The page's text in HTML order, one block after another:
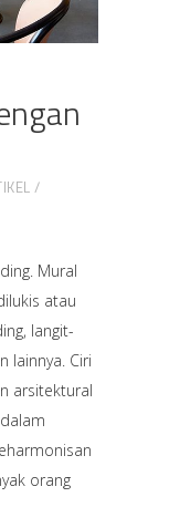
Mural
atau
langit-
lainnya. Ciri
arsitektural
orang